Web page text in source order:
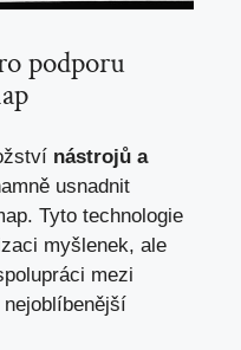
podporu
nástrojů a
usnadnit
Tyto technologie
myšlenek, ale
mezi